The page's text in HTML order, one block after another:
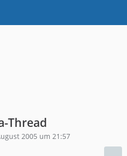
Thread
2005 um 21:57